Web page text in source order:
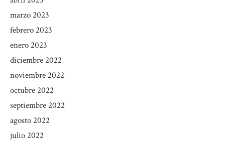
marzo 2023
febrero 2023
enero 2023
diciembre 2022
noviembre 2022
octubre 2022
septiembre 2022
agosto 2022
julio 2022